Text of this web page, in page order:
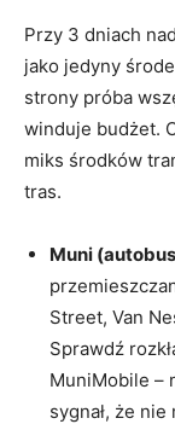
Przy 3 dniach
jako jedyny
strony próba
winduje budżet.
miks środków
tras.
Muni
Street, Van
Sprawdź
MuniMobile –
sygnał, że